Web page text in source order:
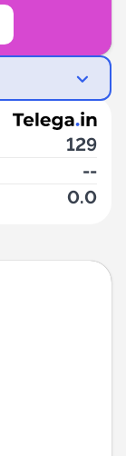
129
--
0.0